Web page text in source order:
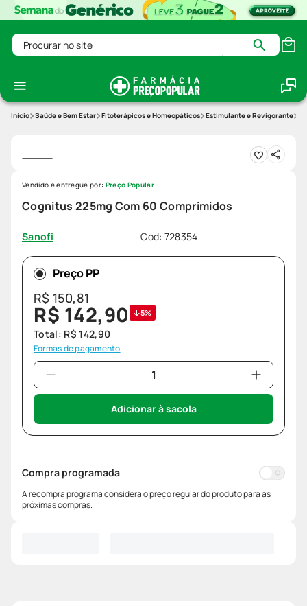
Procurar no site
Saúde e Bem Estar Fitoterápicos e Homeopáticos Estimulante e Revigorante
Cognitus 225mg Com 60 Comprimidos
Sanofi Cód: 728354
Vendido e entregue por: Preço Popular
Preço PP
R$150,81
R$ 142,90 5%
Total: R$ 142,90
Formas de pagamento
Adicionar à sacola
Compra programada
A recompra programa considera o preço regular do produto para as
próximas compras.